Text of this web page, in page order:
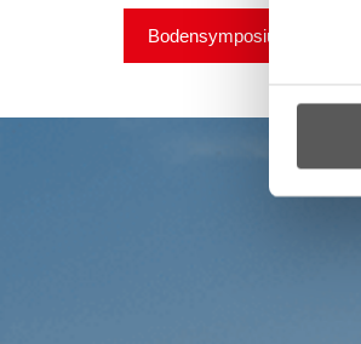
Bodensymposium